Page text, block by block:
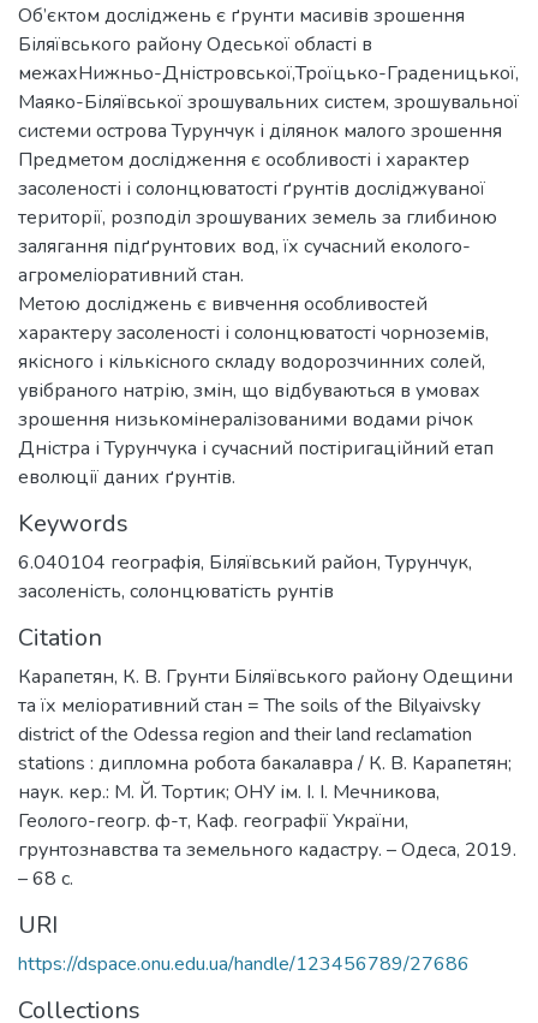
Об’єктом досліджень є ґрунти масивів зрошення
Біляївського району Одеської області в
межахНижньо-Дністровської,Троїцько-Граденицької,
Маяко-Біляївської зрошувальних систем, зрошувальної
системи острова Турунчук і ділянок малого зрошення
Предметом дослідження є особливості і характер
засоленості і солонцюватості ґрунтів досліджуваної
території, розподіл зрошуваних земель за глибиною
залягання підґрунтових вод, їх сучасний еколого-
агромеліоративний стан.
Метою досліджень є вивчення особливостей
характеру засоленості і солонцюватості чорноземів,
якісного і кількісного складу водорозчинних солей,
увібраного натрію, змін, що відбуваються в умовах
зрошення низькомінералізованими водами річок
Дністра і Турунчука і сучасний постіригаційний етап
еволюції даних ґрунтів.
Keywords
6.040104 географія, Біляївський район,Турунчук,
засоленість, солонцюватість рунтів
Citation
Карапетян, К. В. Грунти Біляївського району Одещини
та їх меліоративний стан = The soils of the Bilyaivsky
district of the Odessa region and their land reclamation
stations : дипломна робота бакалавра / К. В. Карапетян;
наук. кер.: М. Й. Тортик; ОНУ ім. І. І. Мечникова,
Геолого-геогр. ф-т, Каф. географії України,
грунтознавства та земельного кадастру. – Одеса, 2019.
– 68 с.
URI
https://dspace.onu.edu.ua/handle/123456789/27686
Collections